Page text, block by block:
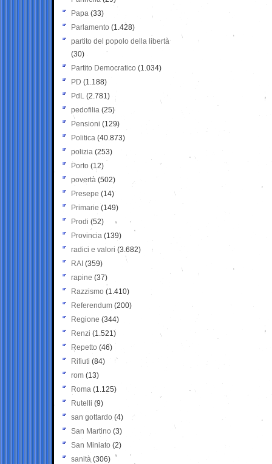
Papa (33)
Parlamento (1.428)
partito del popolo della libertà
(30)
Partito Democratico (1.034)
PD (1.188)
PdL (2.781)
pedofilia (25)
Pensioni (129)
Politica (40.873)
polizia (253)
Porto (12)
povertà (502)
Presepe (14)
Primarie (149)
Prodi (52)
Provincia (139)
radici e valori (3.682)
RAI (359)
rapine (37)
Razzismo (1.410)
Referendum (200)
Regione (344)
Renzi (1.521)
Repetto (46)
Rifiuti (84)
rom (13)
Roma (1.125)
Rutelli (9)
san gottardo (4)
San Martino (3)
San Miniato (2)
sanità (306)